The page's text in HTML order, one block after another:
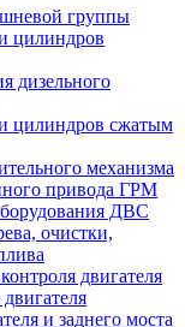
группы
цилиндров
дизельного
цилиндров сжатым
механизма
привода ГРМ
ДВС
очистки,
двигателя
и заднего моста